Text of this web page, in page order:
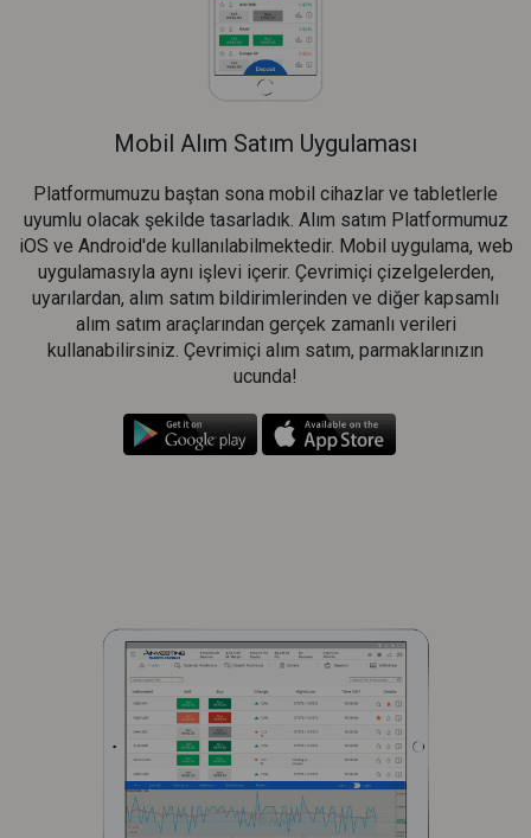
Mobil Alım Satım Uygulaması
Platformumuzu baştan sona mobil cihazlar ve tabletlerle
uyumlu olacak şekilde tasarladık. Alım satım Platformumuz
iOS ve Android'de kullanılabilmektedir. Mobil uygulama, web
uygulamasıyla aynı işlevi içerir. Çevrimiçi çizelgelerden,
uyarılardan, alım satım bildirimlerinden ve diğer kapsamlı
alım satım araçlarından gerçek zamanlı verileri
kullanabilirsiniz. Çevrimiçi alım satım, parmaklarınızın
ucunda!